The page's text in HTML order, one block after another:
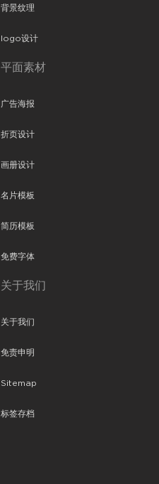
背景纹理
logo设计
平面素材
广告海报
折页设计
画册设计
名片模板
简历模板
免费字体
关于我们
关于我们
免责申明
Sitemap
标签存档